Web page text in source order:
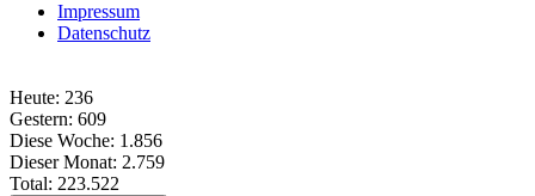
Impressum
Datenschutz
Heute: 236
Gestern: 609
Diese Woche: 1.856
Dieser Monat: 2.759
Total: 223.522